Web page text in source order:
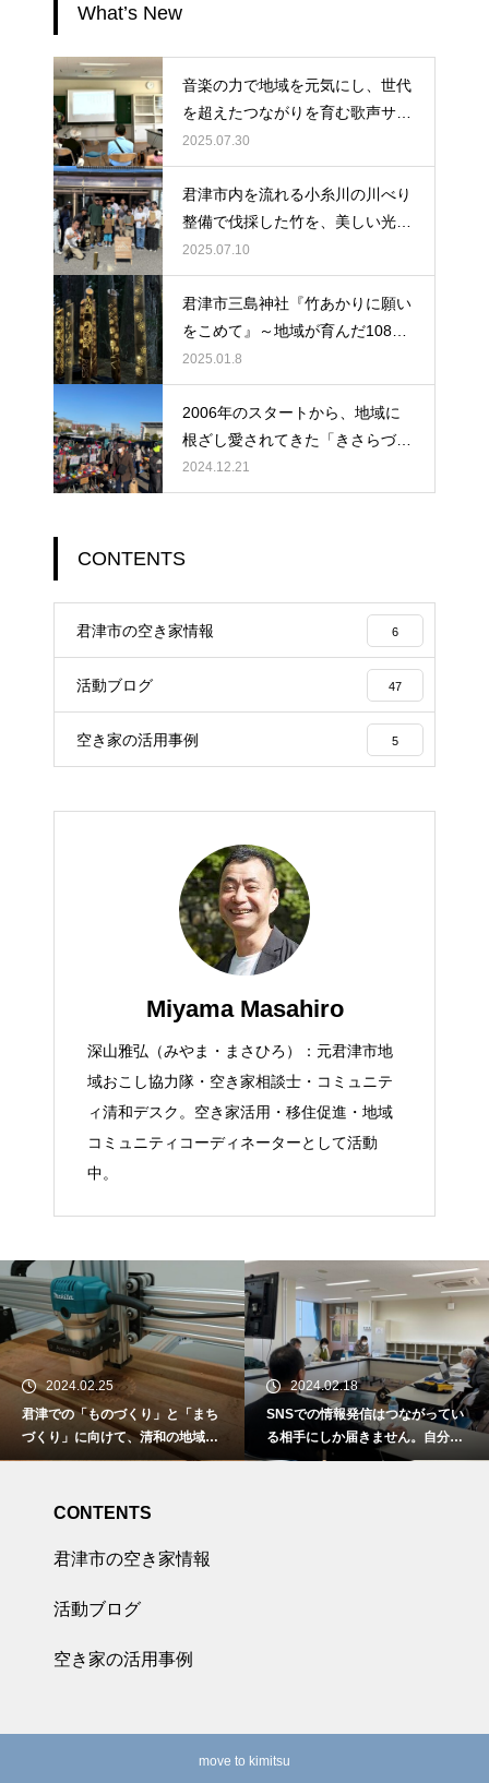
What’s New
音楽の力で地域を元気にし、世代
を超えたつながりを育む歌声サロ
ンに、ぜひ皆様のお力をお貸しく
ださい。
2025.07.30
君津市内を流れる小糸川の川べり
整備で伐採した竹を、美しい光へ
と生まれ変わらせよう！
2025.07.10
君津市三島神社『竹あかりに願い
をこめて』～地域が育んだ108本
の光が紡ぐ物語
2025.01.8
2006年のスタートから、地域に
根ざし愛されてきた「きさらづ朝
市」が、ついに400回という大き
な節目を迎えました。
2024.12.21
CONTENTS
君津市の空き家情報 6
活動ブログ 47
空き家の活用事例 5
Miyama Masahiro
深山雅弘（みやま・まさひろ）：元君津市地
域おこし協力隊・空き家相談士・コミュニテ
ィ清和デスク。空き家活用・移住促進・地域
コミュニティコーディネーターとして活動
中。
2024.02.25
君津での「ものづくり」と「まち
づくり」に向けて、清和の地域資
源を活用した木工アートの創造。
2024.02.18
SNSでの情報発信はつながってい
る相手にしか届きません。自分達
の活動を知らない人に伝えるには
CONTENTS
君津市の空き家情報
活動ブログ
空き家の活用事例
move to kimitsu